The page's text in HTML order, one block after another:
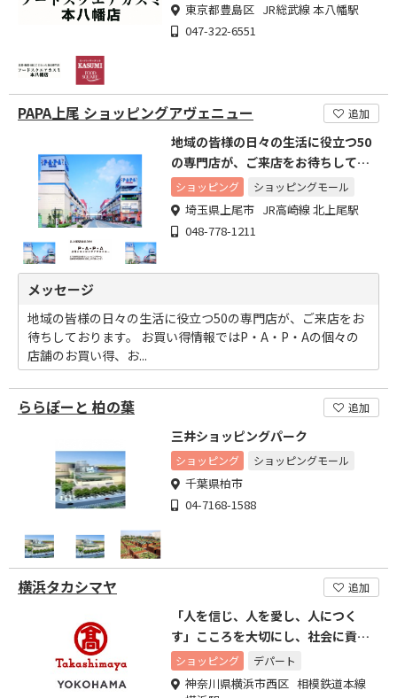
東京都豊島区 JR総武線 本八幡駅
047-322-6551
PAPA上尾 ショッピングアヴェニュー 追加
地域の皆様の日々の生活に役立つ50
の専門店が、ご来店をお待ちしてお
ります。
ショッピング ショッピングモール
埼玉県上尾市 JR高崎線 北上尾駅
048-778-1211
メッセージ
地域の皆様の日々の生活に役立つ50の専門店が、ご来店をお
待ちしております。 お買い得情報ではP・A・P・Aの個々の
店舗のお買い得、お...
ららぽーと 柏の葉 追加
三井ショッピングパーク
ショッピング ショッピングモール
千葉県柏市
04-7168-1588
横浜タカシマヤ 追加
「人を信じ、人を愛し、人につく
す」こころを大切にし、社会に貢献
します。
ショッピング デパート
神奈川県横浜市西区 相模鉄道本線